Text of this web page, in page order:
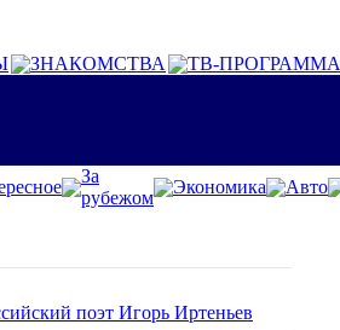
ЗНАКОМСТВА ТВ-ПРОГРАММА
За
рубежом
Экономика
Авто
поэт Игорь Иртеньев